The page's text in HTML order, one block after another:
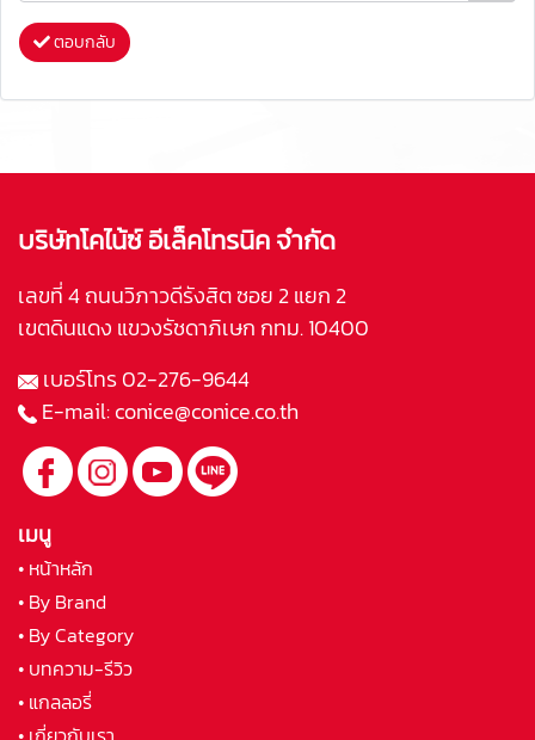
ตอบกลับ
บริษัทโคไน้ซ์ อีเล็คโทรนิค จำกัด
เลขที่ 4 ถนนวิภาวดีรังสิต ซอย 2 แยก 2
เขตดินแดง แขวงรัชดาภิเษก กทม. 10400
เบอร์โทร02-276-9644
E-mail:conice@conice.co.th
เมนู
• หน้าหลัก
• By Brand
• By Category
• บทความ-รีวิว
• แกลลอรี่